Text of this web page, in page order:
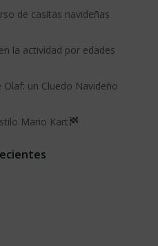
de casitas navideñas
la actividad por edades
Olaf: un Cluedo Navideño
Mario Kart